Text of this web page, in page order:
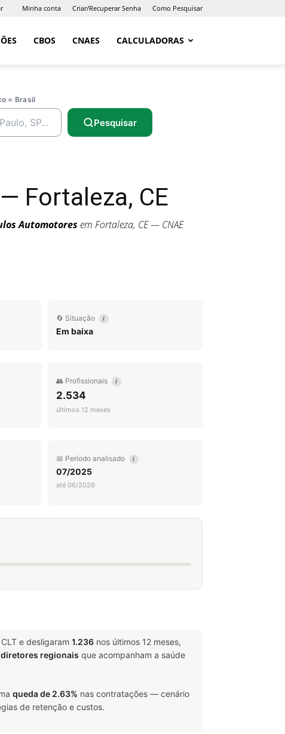
Minha conta Criar/Recuperar Senha Como Pesquisar
CBOS CNAES CALCULADORAS
= Brasil
Pesquisar
Fortaleza, CE
Automotores em Fortaleza, CE — CNAE
🔄 Situação i
Em baixa
👥 Profissionais i
2.534
últimos 12 meses
📅 Período analisado i
07/2025
até 06/2026
e desligaram 1.236 nos últimos 12 meses,
diretores regionais que acompanham a saúde
queda de 2.63% nas contratações — cenário
de retenção e custos.